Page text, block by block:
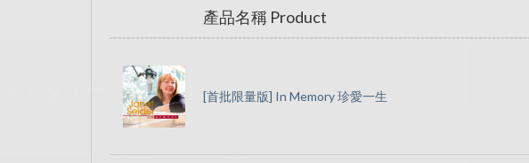
產品名稱 Product
[首批限量版] In Memory 珍愛一生